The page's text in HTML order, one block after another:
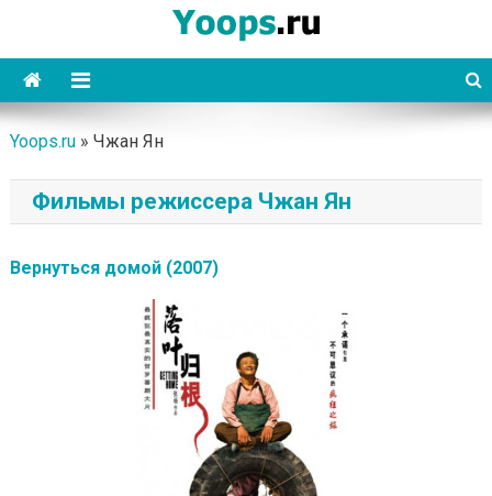
content
Yoops
Yoops.ru» Чжан Ян
Фильмы режиссера Чжан Ян
Вернуться домой (2007)